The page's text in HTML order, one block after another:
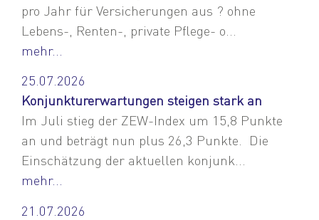
pro Jahr für Versicherungen aus ? ohne
Lebens-, Renten-, private Pflege- o...
mehr...
25.07.2026
Konjunkturerwartungen steigen stark an
Im Juli stieg der ZEW-Index um 15,8 Punkte
an und beträgt nun plus 26,3 Punkte. Die
Einschätzung der aktuellen konjunk...
mehr...
21.07.2026